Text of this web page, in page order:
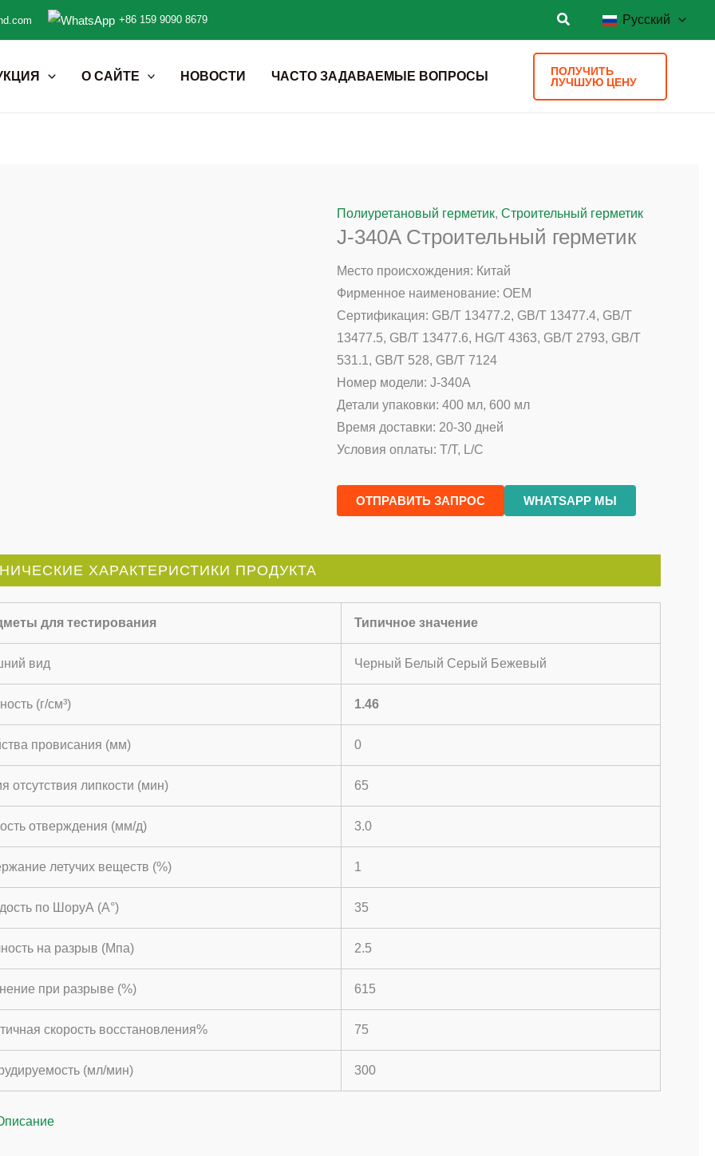
+86 159 9090 8679 Русский
О САЙТЕ НОВОСТИ ЧАСТО ЗАДАВАЕМЫЕ ВОПРОСЫ
ПОЛУЧИТЬ
ЛУЧШУЮ ЦЕНУ
Полиуретановый герметик,Строительный герметик
J-340A Строительный герметик
Место происхождения: Китай
Фирменное наименование: OEM
Сертификация: GB/T 13477.2, GB/T 13477.4, GB/T
13477.5, GB/T 13477.6, HG/T 4363, GB/T 2793, GB/T
531.1, GB/T 528, GB/T 7124
Номер модели: J-340A
Детали упаковки: 400 мл, 600 мл
Время доставки: 20-30 дней
Условия оплаты: T/T, L/C
ОТПРАВИТЬ ЗАПРОС WHATSAPP МЫ
ХАРАКТЕРИСТИКИ ПРОДУКТА
для тестирования Типичное значение
вид Черный Белый Серый Бежевый
(г/см³) 1.46
провисания (мм) 0
отсутствия липкости (мин) 65
отверждения (мм/д) 3.0
летучих веществ (%) 1
по ШоруА (A°) 35
на разрыв (Мпа) 2.5
при разрыве (%) 615
скорость восстановления% 75
(мл/мин) 300